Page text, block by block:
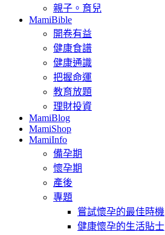
親子。育兒
MamiBible
開卷有益
健康食譜
健康通識
把握命運
教育放題
理財投資
MamiBlog
MamiShop
MamiInfo
備孕期
懷孕期
產後
專題
嘗試懷孕的最佳時機
健康懷孕的生活貼士